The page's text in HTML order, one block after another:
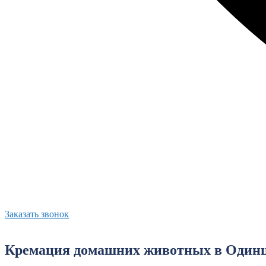
Заказать звонок
Кремация домашних животных в